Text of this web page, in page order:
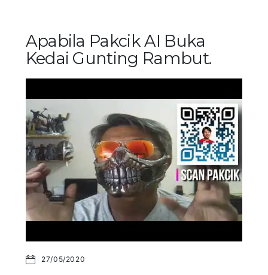
Apabila Pakcik AI Buka
Kedai Gunting Rambut.
27/05/2020